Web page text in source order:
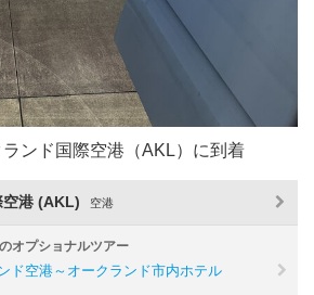
ンド国際空港（AKL）に到着
空港 (AKL) 空港
オプショナルツアー
ド空港～オークランド市内ホテル